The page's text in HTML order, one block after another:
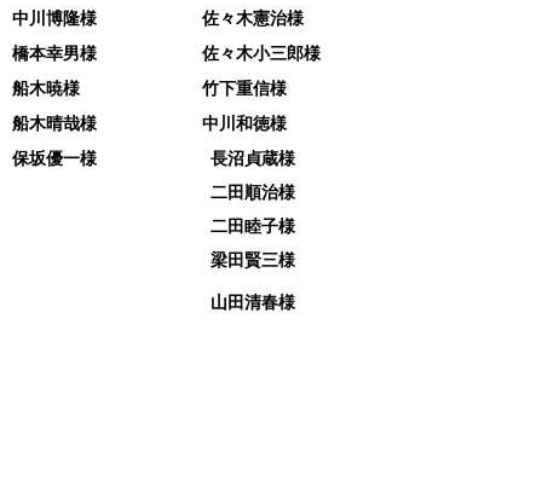
中川博隆様
佐々木憲治様
橋本幸男様
佐々木小三郎様
船木暁様
竹下重信様
船木晴哉様
中川和徳様
保坂優一様
長沼貞蔵様
二田順治様
二田睦子様
梁田賢三様
山田清春様